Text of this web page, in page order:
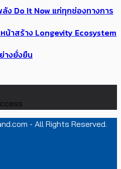
Do It Now แก่ทุกช่องทางการ
น้าสร้าง Longevity Ecosystem
างยั่งยืน
- All Rights Reserved.